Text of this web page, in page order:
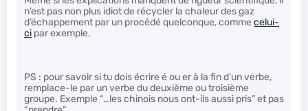
n’est pas non plus idiot de récycler la chaleur des gaz
d’échappement par un procédé quelconque, comme celui-
ci par exemple.
PS : pour savoir si tu dois écrire é ou er à la fin d’un verbe,
remplace-le par un verbe du deuxième ou troisième
groupe. Exemple “…les chinois nous ont-ils aussi pris” et pas